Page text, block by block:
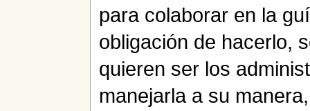
para colaborar en la
obligación de hacerlo,
quieren ser los
manejarla a su